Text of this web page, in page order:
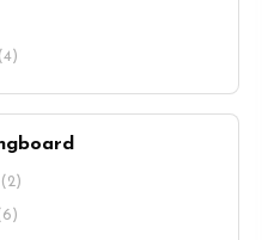
4
2
6